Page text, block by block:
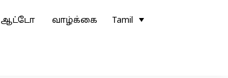
ஆட்டோ வாழ்க்கை Tamil